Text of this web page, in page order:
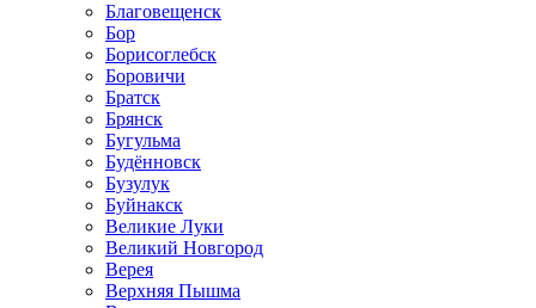
Благовещенск
Бор
Борисоглебск
Боровичи
Братск
Брянск
Бугульма
Будённовск
Бузулук
Буйнакск
Великие Луки
Великий Новгород
Верея
Верхняя Пышма